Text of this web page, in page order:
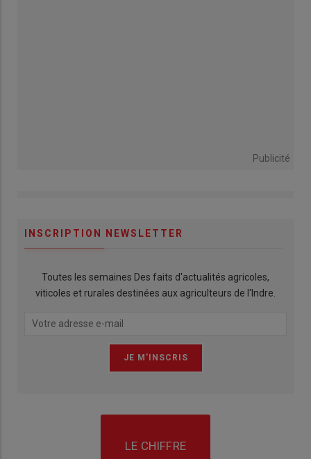
Publicité
INSCRIPTION NEWSLETTER
Toutes les semaines Des faits d'actualités agricoles,
viticoles et rurales destinées aux agriculteurs de l'Indre.
LE CHIFFRE